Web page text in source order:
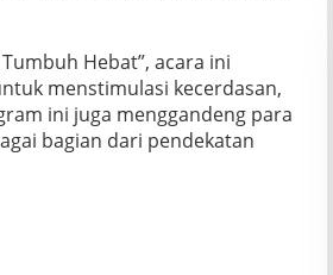
Hebat”, acara ini
menstimulasi kecerdasan,
ini juga menggandeng para
bagian dari pendekatan